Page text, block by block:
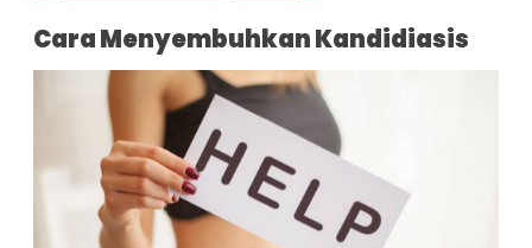
Cara Menyembuhkan Kandidiasis